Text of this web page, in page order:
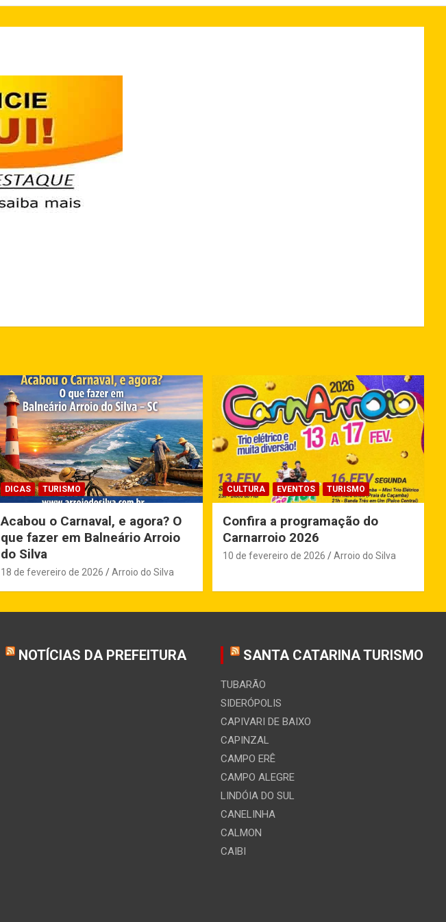
DICAS TURISMO
Acabou o Carnaval, e agora? O
que fazer em Balneário Arroio
do Silva
18 de fevereiro de 2026 Arroio do Silva
CULTURA EVENTOS TURISMO
Confira a programação do
Carnarroio 2026
10 de fevereiro de 2026 Arroio do Silva
NOTÍCIAS DA PREFEITURA SANTA CATARINA TURISMO
TUBARÃO
SIDERÓPOLIS
CAPIVARI DE BAIXO
CAPINZAL
CAMPO ERÊ
CAMPO ALEGRE
LINDÓIA DO SUL
CANELINHA
CALMON
CAIBI